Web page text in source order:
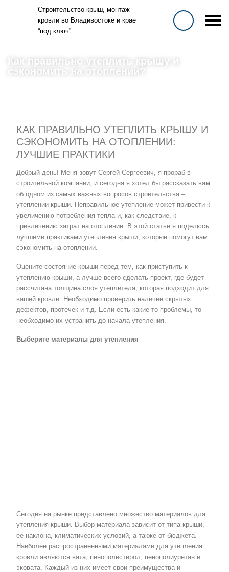
Строительство крыш, монтаж
кровли во Владивостоке и крае
“под ключ”
Как правильно утеплить крышу и
сэкономить на отоплении?
КАК ПРАВИЛЬНО УТЕПЛИТЬ КРЫШУ И
СЭКОНОМИТЬ НА ОТОПЛЕНИИ:
ЛУЧШИЕ ПРАКТИКИ
Добрый день! Меня зовут Сергей Сергеевич, я прораб в
строительной компании, и сегодня я хотел бы рассказать вам
об одном из самых важных вопросов строительства –
утеплении крыши. Неправильное утепление может привести к
увеличению потребления тепла и, как следствие, к
привлечению затрат на отопление. В этой статье я поделюсь
лучшими практиками утепления крыши, которые помогут вам
сэкономить на отоплении.
Оцените состояние крыши перед тем, как приступить к
утеплению крыши, а лучше всего сделать проект, где будет
рассчитана толщина слоя утеплителя, которая подходит для
вашей кровли. Необходимо проверить наличие скрытых
дефектов, протечек и т.д. Если есть какие-то проблемы, то
необходимо их устранить до начала утепления.
Выберите материалы для утепления
Сегодня на рынке представлено множество материалов для
утепления крыши. Выбор материала зависит от типа крыши,
ее наклона, климатических условий, а также от бюджета.
Наиболее распространенными материалами для утепления
кровли являются вата, пенополистирол, пенополиуретан и
эковата. Каждый из них имеет свои преимущества и